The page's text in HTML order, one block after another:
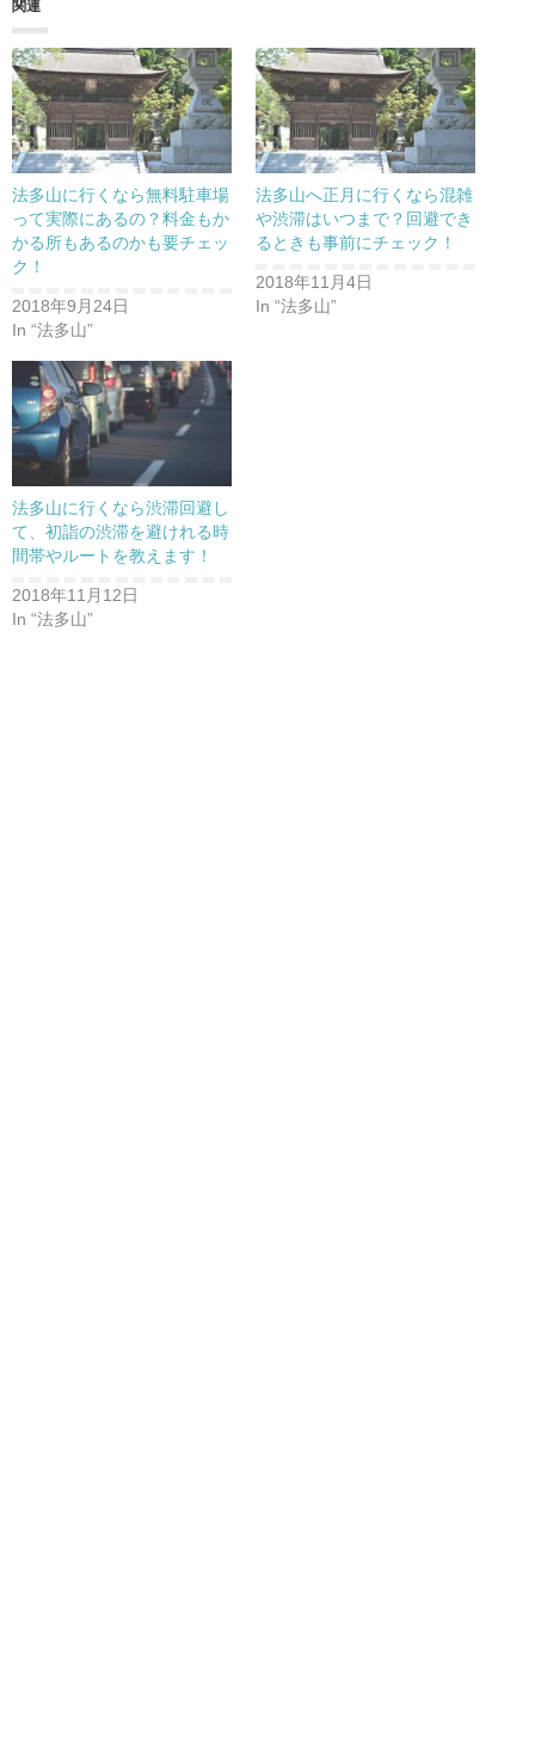
関連
法多山に行くなら無料駐車場
って実際にあるの？料金もか
かる所もあるのかも要チェッ
ク！
2018年9月24日
In “法多山”
法多山へ正月に行くなら混雑
や渋滞はいつまで？回避でき
るときも事前にチェック！
2018年11月4日
In “法多山”
法多山に行くなら渋滞回避し
て、初詣の渋滞を避けれる時
間帯やルートを教えます！
2018年11月12日
In “法多山”